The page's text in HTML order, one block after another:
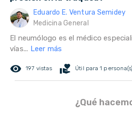
Eduardo E. Ventura Semidey
Medicina General
El neumólogo es el médico
vías... Leer más
remove_red_eye 197 vistas volunteer_activism Útil para 1 persona(s)
¿Qué